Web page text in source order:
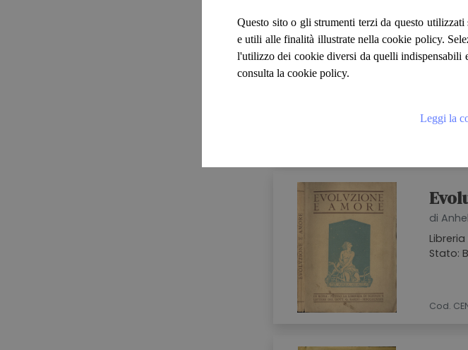
di
di
Stato:
Cod.
Questo sito o gli strumenti terzi da questo
e utili alle finalità illustrate nella cookie policy.
l'utilizzo dei cookie diversi da quelli
consulta la cookie policy.
Leggi la